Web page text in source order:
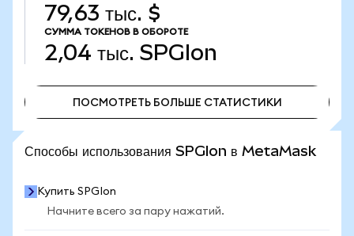
79,63 тыс. $
СУММА ТОКЕНОВ В ОБОРОТЕ
2,04 тыс. SPGIon
ПОСМОТРЕТЬ БОЛЬШЕ СТАТИСТИКИ
Способы использования SPGIon в MetaMask
Купить SPGIon
Начните всего за пару нажатий.